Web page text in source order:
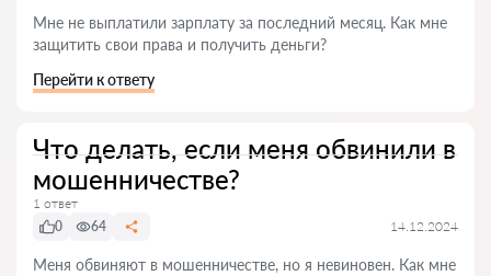
Мне не выплатили зарплату за последний месяц. Как мне
защитить свои права и получить деньги?
Перейти к ответу
Что делать, если меня обвинили в
мошенничестве?
1 ответ
0
64 14.12.2024
Меня обвиняют в мошенничестве, но я невиновен. Как мне